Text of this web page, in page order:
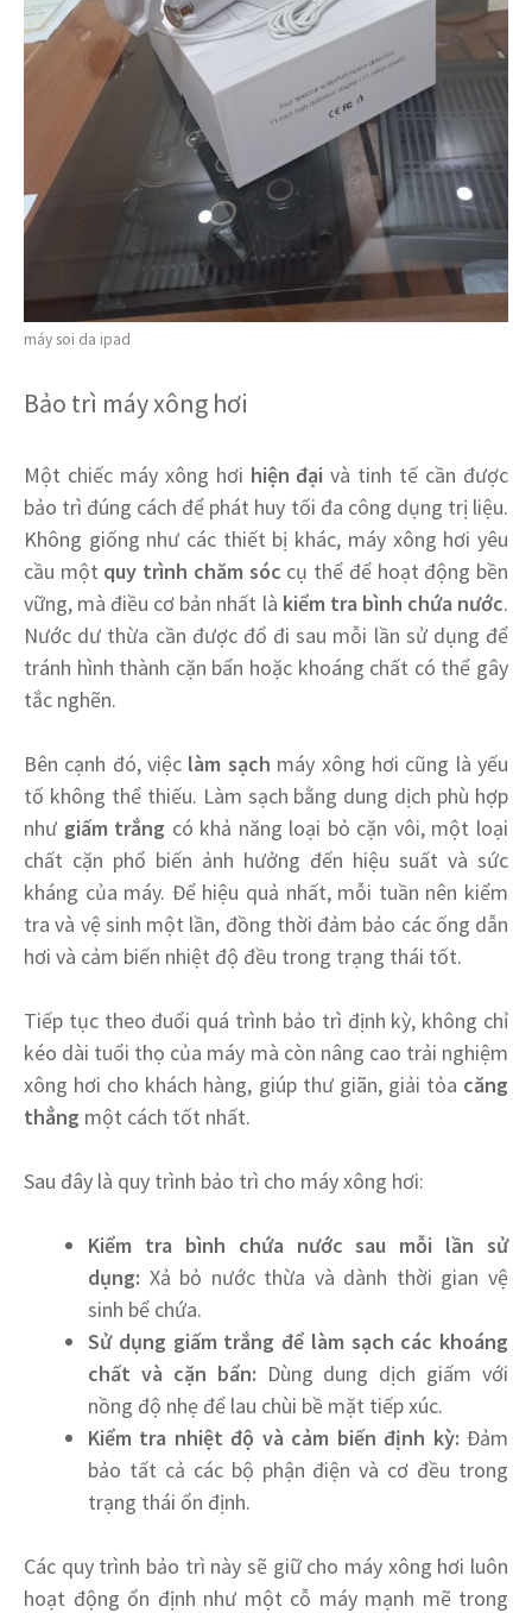
máy soi da ipad
Bảo trì máy xông hơi
Một chiếc máy xông hơi hiện đại và tinh tế cần được
bảo trì đúng cách để phát huy tối đa công dụng trị liệu.
Không giống như các thiết bị khác, máy xông hơi yêu
cầu một quy trình chăm sóc cụ thể để hoạt động bền
vững, mà điều cơ bản nhất là kiểm tra bình chứa nước.
Nước dư thừa cần được đổ đi sau mỗi lần sử dụng để
tránh hình thành cặn bẩn hoặc khoáng chất có thể gây
tắc nghẽn.
Bên cạnh đó, việc làm sạch máy xông hơi cũng là yếu
tố không thể thiếu. Làm sạch bằng dung dịch phù hợp
như giấm trắng có khả năng loại bỏ cặn vôi, một loại
chất cặn phổ biến ảnh hưởng đến hiệu suất và sức
kháng của máy. Để hiệu quả nhất, mỗi tuần nên kiểm
tra và vệ sinh một lần, đồng thời đảm bảo các ống dẫn
hơi và cảm biến nhiệt độ đều trong trạng thái tốt.
Tiếp tục theo đuổi quá trình bảo trì định kỳ, không chỉ
kéo dài tuổi thọ của máy mà còn nâng cao trải nghiệm
xông hơi cho khách hàng, giúp thư giãn, giải tỏa căng
thẳng một cách tốt nhất.
Sau đây là quy trình bảo trì cho máy xông hơi:
Kiểm tra bình chứa nước sau mỗi lần sử
dụng: Xả bỏ nước thừa và dành thời gian vệ
sinh bể chứa.
Sử dụng giấm trắng để làm sạch các khoáng
chất và cặn bẩn: Dùng dung dịch giấm với
nồng độ nhẹ để lau chùi bề mặt tiếp xúc.
Kiểm tra nhiệt độ và cảm biến định kỳ: Đảm
bảo tất cả các bộ phận điện và cơ đều trong
trạng thái ổn định.
Các quy trình bảo trì này sẽ giữ cho máy xông hơi luôn
hoạt động ổn định như một cỗ máy mạnh mẽ trong